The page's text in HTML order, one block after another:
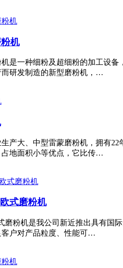
机
是一种细粉及超细粉的加工设
而研发制造的新型磨粉机，…
产大、中型雷蒙磨粉机，拥有
占地面积小等优点，它比传…
式磨粉机
磨粉机是我公司新近推出具有国
客户对产品粒度、性能可…